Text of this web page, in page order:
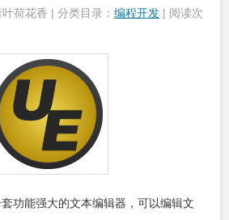
荷花香 | 分类目录： 编程开发 | 阅读次
功能强大的文本编辑器，可以编辑文